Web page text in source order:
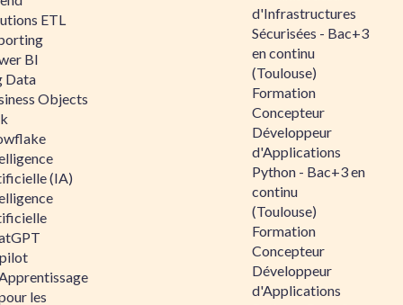
ETL
BI
Data
Objects
(IA)
les
d'Infrastructures
Sécurisées - Bac+3
en continu
(Toulouse)
Formation
Concepteur
Développeur
d'Applications
Python - Bac+3 en
continu
(Toulouse)
Formation
Concepteur
Développeur
d'Applications